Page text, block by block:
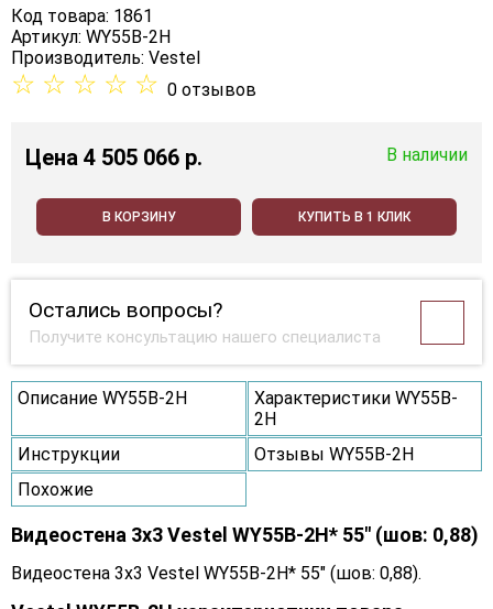
Код товара: 1861
Артикул: WY55B-2H
Производитель: Vestel
☆ ☆ ☆ ☆ ☆ 0 отзывов
Цена 4 505 066 p. В наличии
В КОРЗИНУ КУПИТЬ В 1 КЛИК
Остались вопросы?
Получите консультацию нашего специалиста
Описание WY55B-2H
Характеристики WY55B-
2H
Инструкции
Отзывы WY55B-2H
Похожие
Видеостена 3x3 Vestel WY55B-2H* 55" (шов: 0,88)
Видеостена 3x3 Vestel WY55B-2H* 55" (шов: 0,88).